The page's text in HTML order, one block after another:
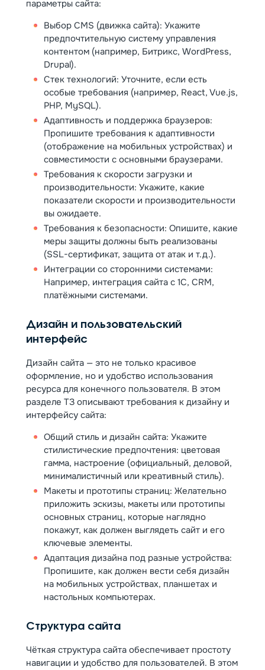
параметры сайта:
Выбор CMS (движка сайта): Укажите
предпочтительную систему управления
контентом (например, Битрикс, WordPress,
Drupal).
Стек технологий: Уточните, если есть
особые требования (например, React, Vue.js,
PHP, MySQL).
Адаптивность и поддержка браузеров:
Пропишите требования к адаптивности
(отображение на мобильных устройствах) и
совместимости с основными браузерами.
Требования к скорости загрузки и
производительности: Укажите, какие
показатели скорости и производительности
вы ожидаете.
Требования к безопасности: Опишите, какие
меры защиты должны быть реализованы
(SSL-сертификат, защита от атак и т.д.).
Интеграции со сторонними системами:
Например, интеграция сайта с 1С, CRM,
платёжными системами.
Дизайн и пользовательский
интерфейс
Дизайн сайта — это не только красивое
оформление, но и удобство использования
ресурса для конечного пользователя. В этом
разделе ТЗ описывают требования к дизайну и
интерфейсу сайта:
Общий стиль и дизайн сайта: Укажите
стилистические предпочтения: цветовая
гамма, настроение (официальный, деловой,
минималистичный или креативный стиль).
Макеты и прототипы страниц: Желательно
приложить эскизы, макеты или прототипы
основных страниц, которые наглядно
покажут, как должен выглядеть сайт и его
ключевые элементы.
Адаптация дизайна под разные устройства:
Пропишите, как должен вести себя дизайн
на мобильных устройствах, планшетах и
настольных компьютерах.
Структура сайта
Чёткая структура сайта обеспечивает простоту
навигации и удобство для пользователей. В этом